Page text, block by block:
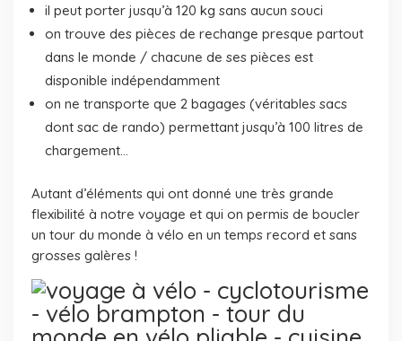
il peut porter jusqu’à 120 kg sans aucun souci
on trouve des pièces de rechange presque partout
dans le monde / chacune de ses pièces est
disponible indépendamment
on ne transporte que 2 bagages (véritables sacs
dont sac de rando) permettant jusqu’à 100 litres de
chargement…
Autant d’éléments qui ont donné une très grande
flexibilité à notre voyage et qui on permis de boucler
un tour du monde à vélo en un temps record et sans
grosses galères !